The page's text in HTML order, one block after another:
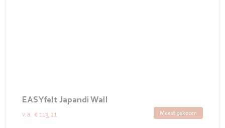
EASYfelt Japandi Wall
Meest gekozen
v.a. € 113,21